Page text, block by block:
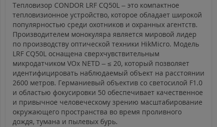
Тепловизор CONDOR LRF CQ50L – это компактное
тепловизионное устройство, которое обладает широкой
популярностью среди охотников и охранных агентств.
Производителем монокуляра является мировой лидер
по производству оптической техники HikMicro. Модель
LRF CQ50L оснащена сверхчувствительным
микродатчиком VOx NETD – ≤ 20, который позволяет
идентифицировать наблюдаемый объект на расстоянии
2600 метров. Германиевый объектив со светосилой F1.0
и областью фокусировки 50 обеспечивает качественное
и привычное человеческому зрению масштабирование
окружающего пространства во время проливного
дождя, тумана и пылевых бурь.